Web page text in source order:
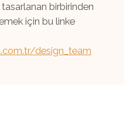
birbirinden
için bu linke
design_team